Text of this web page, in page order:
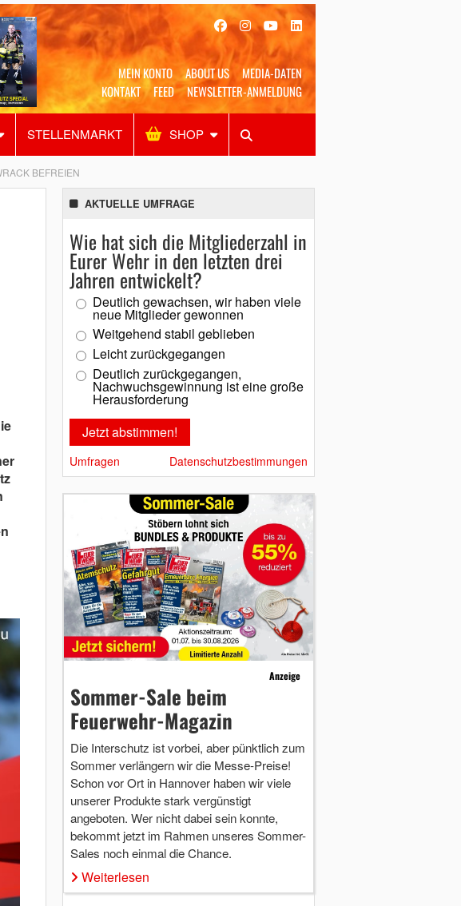
MEIN KONTO ABOUT US
MEDIA-DATEN
KONTAKT
FEED NEWSLETTER-ANMELDUNG
STELLENMARKT SHOP
Alles Shop SUCHEN
BEFREIEN
AKTUELLE UMFRAGE
Wie hat sich die Mitgliederzahl in
Eurer Wehr in den letzten drei
Jahren entwickelt?
Deutlich gewachsen, wir haben viele
neue Mitglieder gewonnen
Weitgehend stabil geblieben
Leicht zurückgegangen
Deutlich zurückgegangen,
Nachwuchsgewinnung ist eine große
Herausforderung
Umfragen Datenschutzbestimmungen
Anzeige
Sommer-Sale beim
Feuerwehr-Magazin
Die Interschutz ist vorbei, aber pünktlich zum
Sommer verlängern wir die Messe-Preise!
Schon vor Ort in Hannover haben wir viele
unserer Produkte stark vergünstigt
angeboten. Wer nicht dabei sein konnte,
bekommt jetzt im Rahmen unseres Sommer-
Sales noch einmal die Chance.
Weiterlesen